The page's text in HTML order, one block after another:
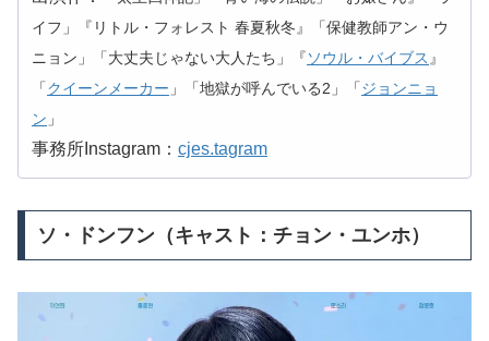
イフ」『リトル・フォレスト 春夏秋冬』「保健教師アン・ウ
ニョン」「大丈夫じゃない大人たち」『ソウル・バイブス 』
「クイーンメーカー 」「地獄が呼んでいる2」「ジョンニョ
ン 」
事務所Instagram： cjes.tagram
ソ・ドンフン（キャスト：チョン・ユンホ）